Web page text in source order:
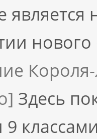
является
Здесь